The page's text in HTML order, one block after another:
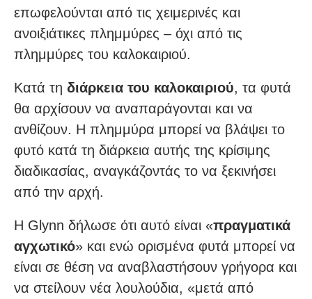
επωφελούνται από τις χειμερινές και
ανοιξιάτικες πλημμύρες – όχι από τις
πλημμύρες του καλοκαιριού.
Κατά τη διάρκεια του καλοκαιριού, τα φυτά
θα αρχίσουν να αναπαράγονται και να
ανθίζουν. Η πλημμύρα μπορεί να βλάψει το
φυτό κατά τη διάρκεια αυτής της κρίσιμης
διαδικασίας, αναγκάζοντάς το να ξεκινήσει
από την αρχή.
Η Glynn δήλωσε ότι αυτό είναι «πραγματικά
αγχωτικό» και ενώ ορισμένα φυτά μπορεί να
είναι σε θέση να αναβλαστήσουν γρήγορα και
να στείλουν νέα λουλούδια, «μετά από